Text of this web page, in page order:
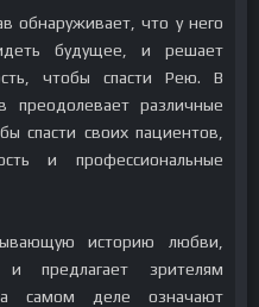
обнаруживает, что у него
будущее, и решает
чтобы спасти Рею. В
преодолевает различные
спасти своих пациентов,
и профессиональные
историю любви,
предлагает зрителям
самом деле означают